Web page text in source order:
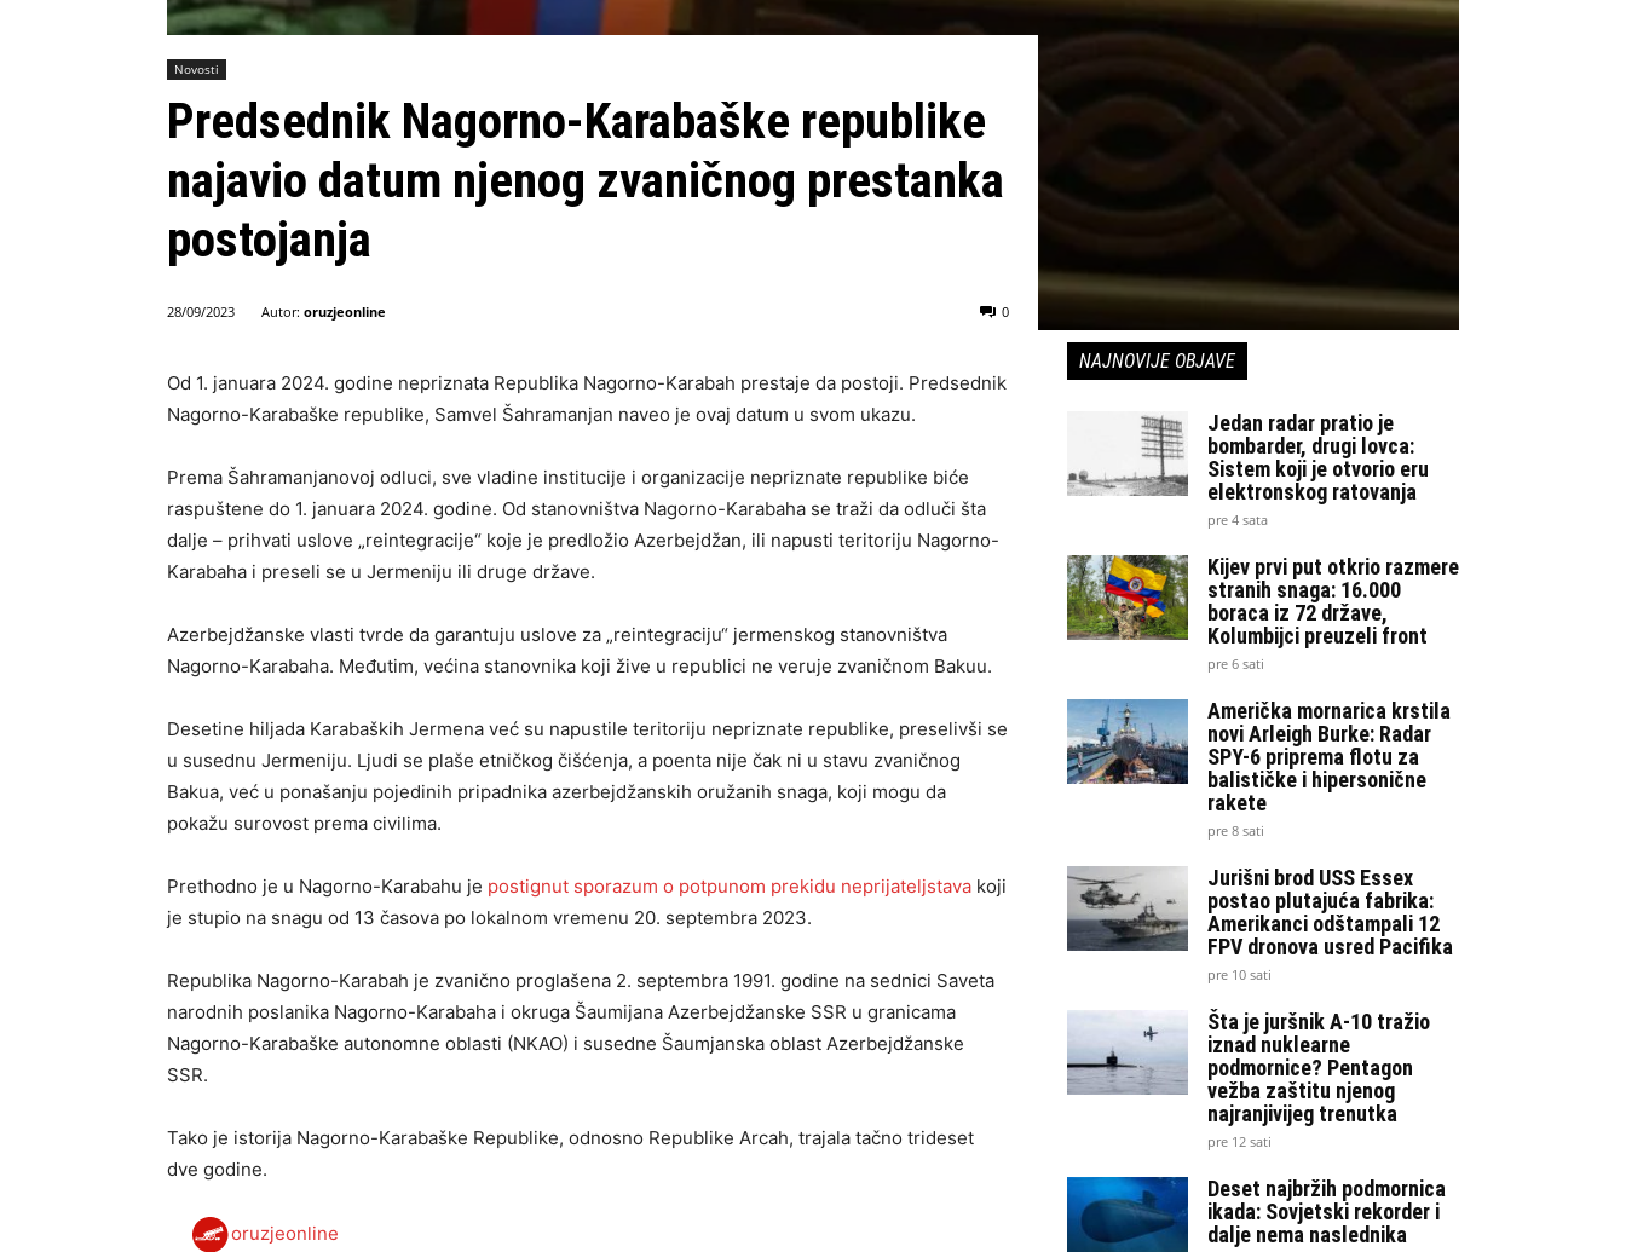
Novosti
Predsednik Nagorno-Karabaške republike
najavio datum njenog zvaničnog prestanka
postojanja
28/09/2023 Autor: oruzjeonline 0
Od 1. januara 2024. godine nepriznata Republika Nagorno-Karabah prestaje da postoji. Predsednik
Nagorno-Karabaške republike, Samvel Šahramanjan naveo je ovaj datum u svom ukazu.
Prema Šahramanjanovoj odluci, sve vladine institucije i organizacije nepriznate republike biće
raspuštene do 1. januara 2024. godine. Od stanovništva Nagorno-Karabaha se traži da odluči šta
dalje – prihvati uslove „reintegracije“ koje je predložio Azerbejdžan, ili napusti teritoriju Nagorno-
Karabaha i preseli se u Jermeniju ili druge države.
Azerbejdžanske vlasti tvrde da garantuju uslove za „reintegraciju“ jermenskog stanovništva
Nagorno-Karabaha. Međutim, većina stanovnika koji žive u republici ne veruje zvaničnom Bakuu.
Desetine hiljada Karabaških Jermena već su napustile teritoriju nepriznate republike, preselivši se
u susednu Jermeniju. Ljudi se plaše etničkog čišćenja, a poenta nije čak ni u stavu zvaničnog
Bakua, već u ponašanju pojedinih pripadnika azerbejdžanskih oružanih snaga, koji mogu da
pokažu surovost prema civilima.
Prethodno je u Nagorno-Karabahu je postignut sporazum o potpunom prekidu neprijateljstava koji
je stupio na snagu od 13 časova po lokalnom vremenu 20. septembra 2023.
Republika Nagorno-Karabah je zvanično proglašena 2. septembra 1991. godine na sednici Saveta
narodnih poslanika Nagorno-Karabaha i okruga Šaumijana Azerbejdžanske SSR u granicama
Nagorno-Karabaške autonomne oblasti (NKAO) i susedne Šaumjanska oblast Azerbejdžanske
SSR.
Tako je istorija Nagorno-Karabaške Republike, odnosno Republike Arcah, trajala tačno trideset
dve godine.
oruzjeonline
NAJNOVIJE OBJAVE
Jedan radar pratio je
bombarder, drugi lovca:
Sistem koji je otvorio eru
elektronskog ratovanja
pre 4 sata
Kijev prvi put otkrio razmere
stranih snaga: 16.000
boraca iz 72 države,
Kolumbijci preuzeli front
pre 6 sati
Američka mornarica krstila
novi Arleigh Burke: Radar
SPY-6 priprema flotu za
balističke i hipersonične
rakete
pre 8 sati
Jurišni brod USS Essex
postao plutajuća fabrika:
Amerikanci odštampali 12
FPV dronova usred Pacifika
pre 10 sati
Šta je juršnik A-10 tražio
iznad nuklearne
podmornice? Pentagon
vežba zaštitu njenog
najranjivijeg trenutka
pre 12 sati
Deset najbržih podmornica
ikada: Sovjetski rekorder i
dalje nema naslednika